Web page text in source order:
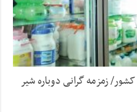
زمزمه گرانی دوباره شیر